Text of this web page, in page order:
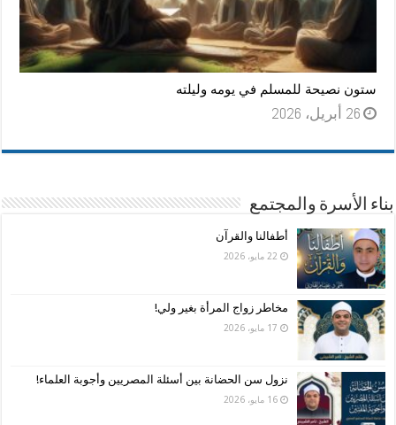
ستون نصيحة للمسلم في يومه وليلته
26 أبريل، 2026
بناء الأسرة والمجتمع
أطفالنا والقرآن
22 مايو، 2026
مخاطر زواج المرأة بغير ولي!
17 مايو، 2026
نزول سن الحضانة بين أسئلة المصريين وأجوبة العلماء!
16 مايو، 2026